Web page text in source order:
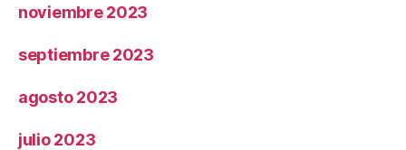
noviembre 2023
septiembre 2023
agosto 2023
julio 2023